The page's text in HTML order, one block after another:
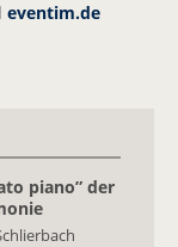
eventim.de
piano” der